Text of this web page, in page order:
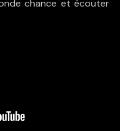
chance et écouter